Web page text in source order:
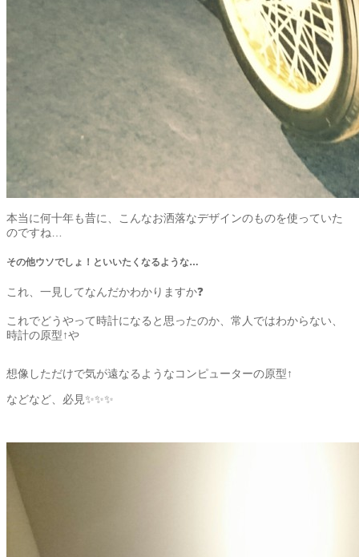
本当に何十年も昔に、こんなお洒落なデザインのものを使っていた
のですね…
その他ウソでしょ！といいたくなるような…
これ、一見してなんだかわかりますか❓
これでどうやって時計になると思ったのか、常人ではわからない、
時計の原型↑や
想像しただけで気が遠なるようなコンピューターの原型↑
などなど、必見✨✨✨